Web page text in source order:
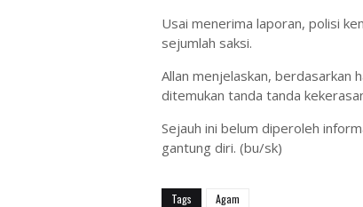
Usai menerima laporan, polisi
sejumlah saksi.
Allan menjelaskan, berdasarkan
ditemukan tanda tanda
Sejauh ini belum diperoleh
gantung diri. (bu/sk)
Tags Agam